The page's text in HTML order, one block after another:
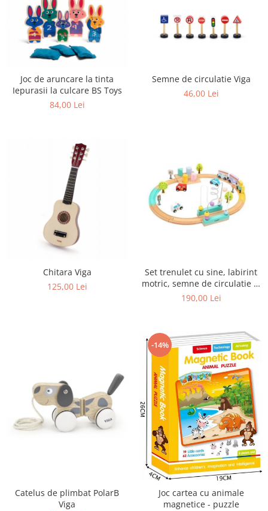
Joc de aruncare la tinta
Iepurasii la culcare BS Toys
84,00 Lei
Semne de circulatie Viga
46,00 Lei
Chitara Viga
125,00 Lei
Set trenulet cu sine, labirint
motric, semne de circulatie si
forme de potrivit
190,00 Lei
Catelus de plimbat PolarB
Viga
-14%
Joc cartea cu animale
magnetice - puzzle